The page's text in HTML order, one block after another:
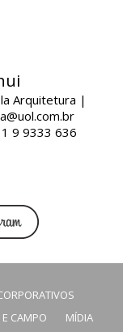
Arquitetura |
9 9333 636
CAMPO
MÍDIA